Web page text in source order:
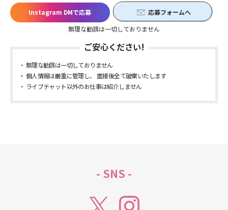
Instagram DMで応募
応募フォームへ
無理な勧誘は一切しておりません
ご安心ください!
無理な勧誘は一切しておりません
個人情報は厳重に管理し、 面接後全て破棄いたします
ライブチャット以外のお仕事は紹介しません
- SNS -